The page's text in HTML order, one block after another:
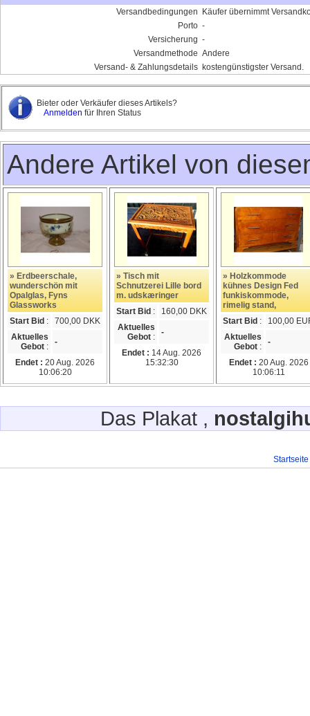
Versandbedingungen
Käufer übernimmt
Porto -
Versicherung -
Versandmethode Andere
Versand- & Zahlungsdetails kostengünstigster Versand.
Bieter oder Verkäufer dieses Artikels?
Anmelden für Ihren Status
Andere Artikel von
» Erdbeerschale,
wunderschön mit
Opalglas, Fyns
Glassworks
Start Bid :
700,00 DKK
Aktuelles
Gebot : -
Endet : 20 Aug. 2026
10:06:20
» Tisch mit
Schnutzerei Lille bord
m. udskæringer
Start Bid :
160,00 DKK
Aktuelles
Gebot : -
Endet : 14 Aug. 2026
15:32:30
» Holzkommode
kühnes Design Fed
funkiskommode,
rimelig stand,
Start Bid :
100,00
Aktuelles
Gebot : -
Endet : 20 Aug. 2026
10:06:11
Das Plakat ,
Startseite